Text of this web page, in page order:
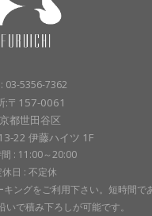
: 03-5356-7362
:〒157-0061
都世田谷区
22 伊藤ハイツ 1F
: 11:00～20:00
休日 : 不定休
ングをご利用下さい。短時間で
で積み下ろしが可能です。